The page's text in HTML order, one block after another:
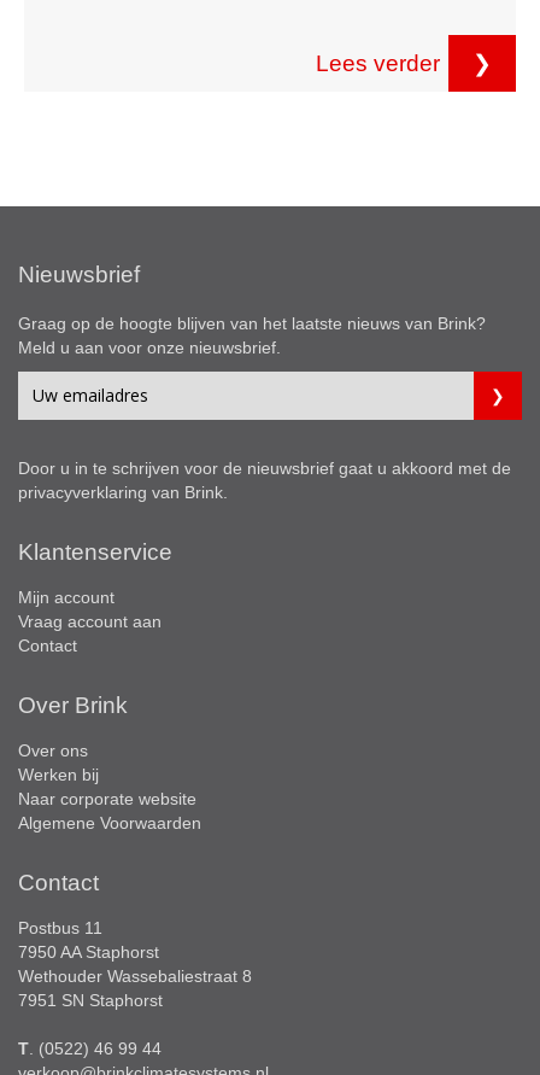
Lees verder ❯
Nieuwsbrief
Graag op de hoogte blijven van het laatste nieuws van Brink?
Meld u aan voor onze nieuwsbrief.
Door u in te schrijven voor de nieuwsbrief gaat u akkoord met de
privacyverklaring van Brink.
Klantenservice
Mijn account
Vraag account aan
Contact
Over Brink
Over ons
Werken bij
Naar corporate website
Algemene Voorwaarden
Contact
Postbus 11
7950 AA Staphorst
Wethouder Wassebaliestraat 8
7951 SN Staphorst
T . (0522) 46 99 44